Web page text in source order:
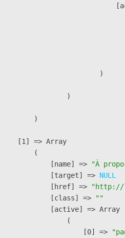
                        )
                )
        )
    [1] => Array
        (
            [name] =>
"À
            [target] =>
NULL
            [href] =>
"http://
            [class] =>
""
            [active] => Array
                (
                    [0] =>